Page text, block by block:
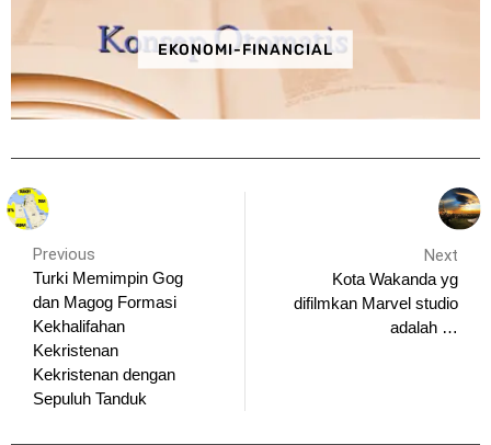
EKONOMI-FINANCIAL
Previous
Turki Memimpin Gog
dan Magog Formasi
Kekhalifahan
Kekristenan
Kekristenan dengan
Sepuluh Tanduk
Next
Kota Wakanda yg
difilmkan Marvel studio
adalah …